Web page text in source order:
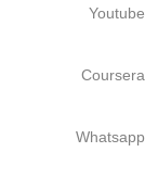
Youtube
Coursera
Whatsapp